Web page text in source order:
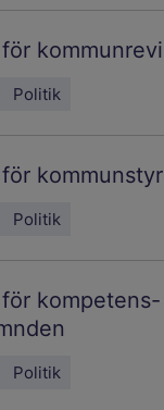
Politik
Politik
Politik